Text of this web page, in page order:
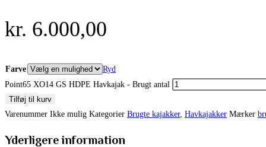
kr. 6.000,00
Farve
Ryd
Point65 XO14 GS HDPE Havkajak - Brugt antal
Tilføj til kurv
Varenummer Ikke mulig Kategorier Brugte kajakker, Havkajakker Mærker
Yderligere information